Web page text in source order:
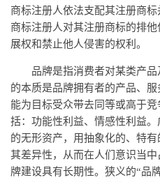
商标注册人依法支配其注册商
商标注册人对其注册商标的排
展权和禁止他人侵害的权利。
品牌是指消费者对某类产
的本质是品牌拥有者的产品、
能为目标受众带去同等或高于
括：功能性利益、情感性利益
的无形资产，用抽象化的、特
其差异性，从而在人们意识当
牌建设具有长期性。狭义的“品